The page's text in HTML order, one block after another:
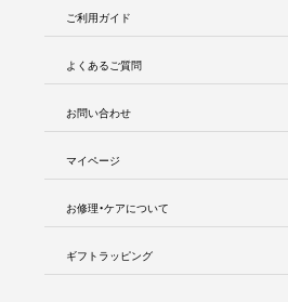
ご利用ガイド
よくあるご質問
お問い合わせ
マイページ
お修理・ケアについて
ギフトラッピング